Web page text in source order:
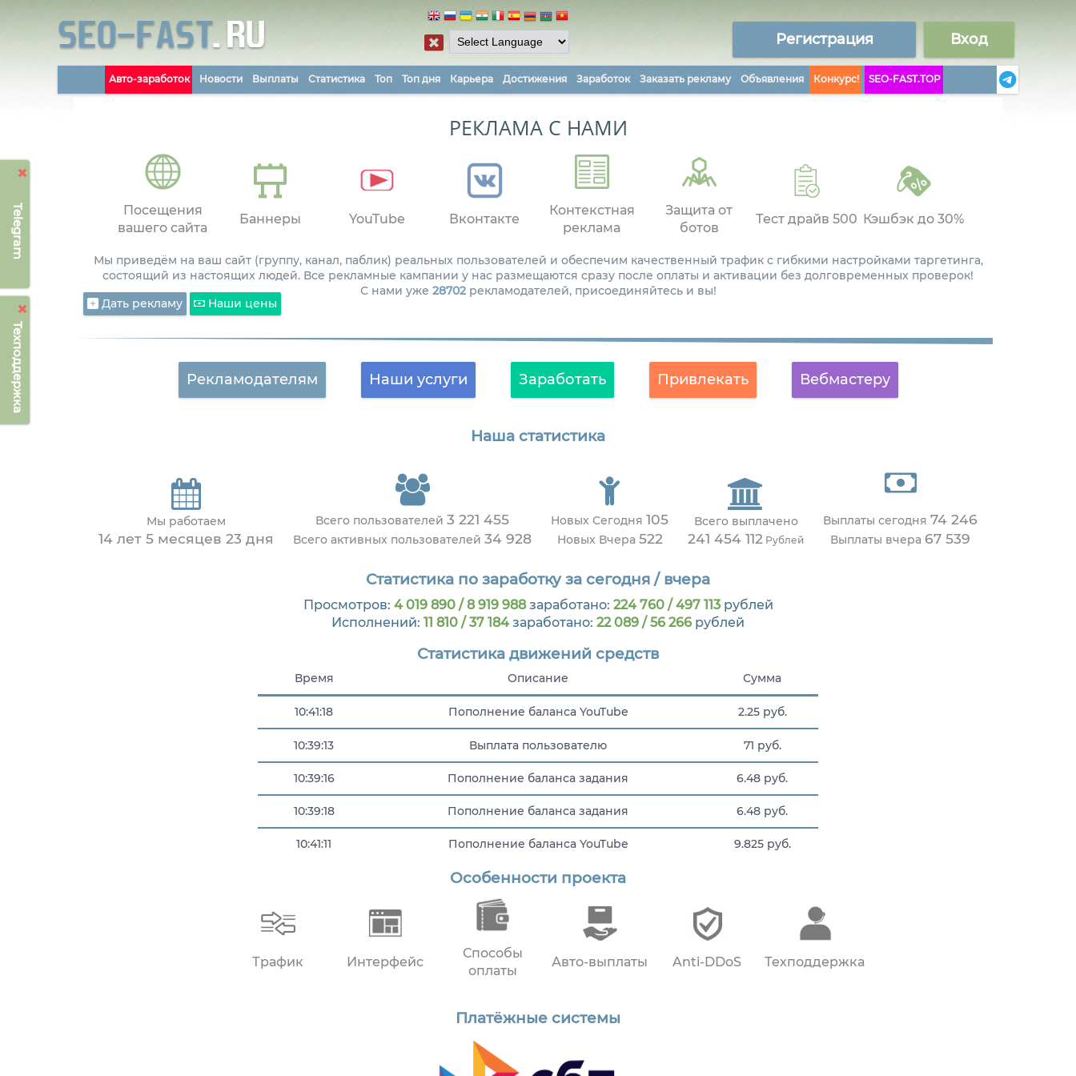
Telegram
Техподдержка
Регистрация Вход
Авто-заработок Новости Выплаты Статистика Топ Топ дня Карьера Достижения Заработок Заказать рекламу Объявления Конкурс! SEO-FAST.TOP
РЕКЛАМА С НАМИ
Посещения
вашего сайта
Баннеры YouTube Вконтакте
Контекстная
реклама
Защита от
ботов
Тест драйв 500 Кэшбэк до 30%
Мы приведём на ваш сайт (группу, канал, паблик) реальных пользователей и обеспечим качественный трафик с гибкими настройками таргетинга,
состоящий из настоящих людей. Все рекламные кампании у нас размещаются сразу после оплаты и активации без долговременных проверок!
С нами уже 28702рекламодателей, присоединяйтесь и вы!
Дать рекламу
Наши цены
Рекламодателям Наши услуги Заработать Привлекать Вебмастеру
Наша статистика
Мы работаем
14 лет 5 месяцев 23 дня
Всего пользователей 3 221 455
Всего активных пользователей 34 928
Новых Сегодня 105
Новых Вчера 522
Всего выплачено
241 454 112 Рублей
Выплаты сегодня 74 246
Выплаты вчера 67 539
Статистика по заработку за сегодня / вчера
Просмотров: 4 019 890 / 8 919 988заработано: 224 760 / 497 113рублей
Исполнений: 11 810 / 37 184заработано: 22 089 / 56 266 рублей
Статистика движений средств
Время Описание Сумма
10:41:18 Пополнение баланса YouTube 2.25 руб.
10:39:13 Выплата пользователю 71 руб.
10:39:16 Пополнение баланса задания 6.48 руб.
10:39:18 Пополнение баланса задания 6.48 руб.
10:41:11 Пополнение баланса YouTube 9.825 руб.
Пополнение баланса YouTube
Особенности проекта
Трафик Интерфейс
Способы
оплаты
Авто-выплаты Anti-DDoS Техподдержка
Платёжные системы